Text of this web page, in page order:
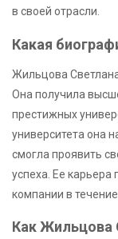
в своей отрасли.
Какая
Жильцова
Она получила
престижных
университета она
смогла проявить
успеха. Ее карьера
компании в
Как Жильцова